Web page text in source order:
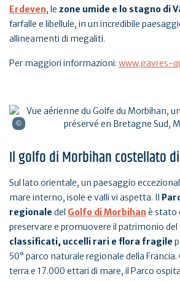
Erdeven, le zone umide e lo stagno di
farfalle e libellule, in un incredibile
allineamenti di megaliti.
Per maggiori informazioni: www.gavres-
Il golfo di Morbihan costellato
Sul lato orientale, un paesaggio
mare interno, isole e valli vi aspetta. Il
regionale del Golfo di Morbihan è stato
preservare e promuovere il patrimonio del
classificati, uccelli rari e flora fragile
50° parco naturale regionale della
terra e 17.000 ettari di mare, il Parco